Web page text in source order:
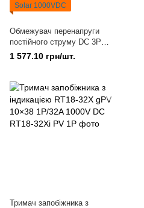
Solar 1000VDC
Обмежувач перенапруги
постійного струму DC 3P
1000V T2 C, Розрядник
грозового захисту
1 577.10 грн/шт.
Тримач запобіжника з